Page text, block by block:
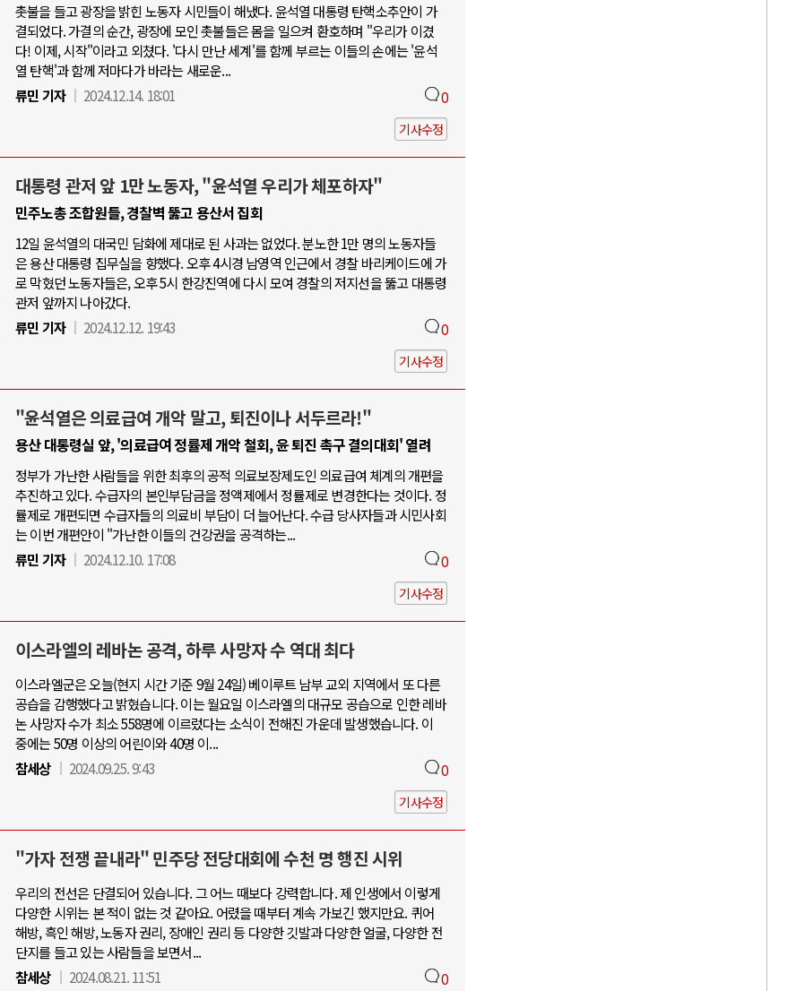
촛불을 들고 광장을 밝힌 노동자 시민들이 해냈다. 윤석열 대통령 탄핵소추안이 가
결되었다. 가결의 순간, 광장에 모인 촛불들은 몸을 일으켜 환호하며 "우리가 이겼
다! 이제, 시작"이라고 외쳤다. '다시 만난 세계'를 함께 부르는 이들의 손에는 '윤석
열 탄핵'과 함께 저마다가 바라는 새로운...
류민 기자
2024.12.14. 18:01 0
기사수정
대통령 관저 앞 1만 노동자, "윤석열 우리가 체포하자"
민주노총 조합원들, 경찰벽 뚫고 용산서 집회
12일 윤석열의 대국민 담화에 제대로 된 사과는 없었다. 분노한 1만 명의 노동자들
은 용산 대통령 집무실을 향했다. 오후 4시경 남영역 인근에서 경찰 바리케이드에 가
로 막혔던 노동자들은, 오후 5시 한강진역에 다시 모여 경찰의 저지선을 뚫고 대통령
관저 앞까지 나아갔다.
류민 기자
2024.12.12. 19:43 0
기사수정
"윤석열은 의료급여 개악 말고, 퇴진이나 서두르라!"
용산 대통령실 앞, '의료급여 정률제 개악 철회, 윤 퇴진 촉구 결의대회' 열려
정부가 가난한 사람들을 위한 최후의 공적 의료보장제도인 의료급여 체계의 개편을
추진하고 있다. 수급자의 본인부담금을 정액제에서 정률제로 변경한다는 것이다. 정
률제로 개편되면 수급자들의 의료비 부담이 더 늘어난다. 수급 당사자들과 시민사회
는 이번 개편안이 "가난한 이들의 건강권을 공격하는...
류민 기자
2024.12.10. 17:08 0
기사수정
이스라엘의 레바논 공격, 하루 사망자 수 역대 최다
이스라엘군은 오늘(현지 시간 기준 9월 24일) 베이루트 남부 교외 지역에서 또 다른
공습을 감행했다고 밝혔습니다. 이는 월요일 이스라엘의 대규모 공습으로 인한 레바
논 사망자 수가 최소 558명에 이르렀다는 소식이 전해진 가운데 발생했습니다. 이
중에는 50명 이상의 어린이와 40명 이...
참세상
2024.09.25. 9:43 0
기사수정
"가자 전쟁 끝내라" 민주당 전당대회에 수천 명 행진 시위
우리의 전선은 단결되어 있습니다. 그 어느 때보다 강력합니다. 제 인생에서 이렇게
다양한 시위는 본 적이 없는 것 같아요. 어렸을 때부터 계속 가보긴 했지만요. 퀴어
해방, 흑인 해방, 노동자 권리, 장애인 권리 등 다양한 깃발과 다양한 얼굴, 다양한 전
단지를 들고 있는 사람들을 보면서...
참세상
2024.08.21. 11:51 0